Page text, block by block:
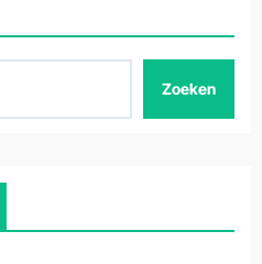
Zoeken